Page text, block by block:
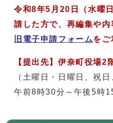
令和8年5月20日（水曜
請した方で、再編集や内
旧電子申請フォームをご
【提出先】伊奈町役場2
（土曜日・日曜日、祝
午前8時30分～午後5時